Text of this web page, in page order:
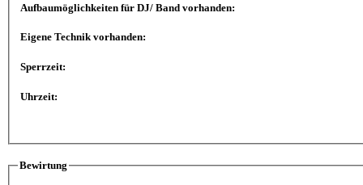
Aufbaumöglichkeiten für DJ/ Band vorhanden:
Eigene Technik vorhanden:
Sperrzeit:
Uhrzeit:
Bewirtung